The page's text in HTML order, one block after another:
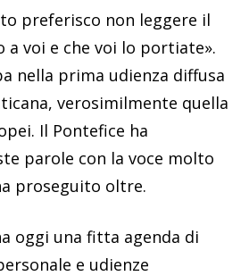
preferisco non leggere il
a voi e che voi lo portiate».
nella prima udienza diffusa
verosimilmente quella
Il Pontefice ha
parole con la voce molto
proseguito oltre.
oggi una fitta agenda di
e udienze